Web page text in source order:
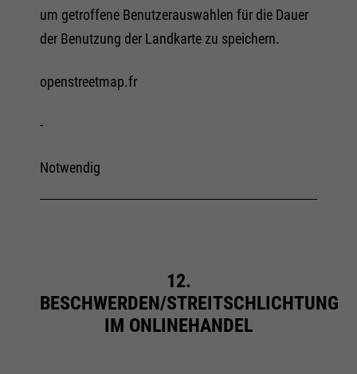
um getroffene Benutzerauswahlen für die Dauer
der Benutzung der Landkarte zu speichern.
openstreetmap.fr
-
Notwendig
12.
BESCHWERDEN/STREITSCHLICHTUNG
IM ONLINEHANDEL